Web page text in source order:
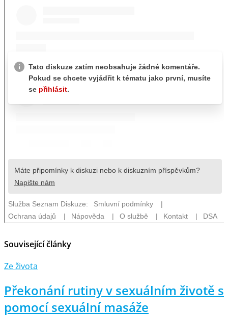
Související články
Ze života
Překonání rutiny v sexuálním životě s
pomocí sexuální masáže